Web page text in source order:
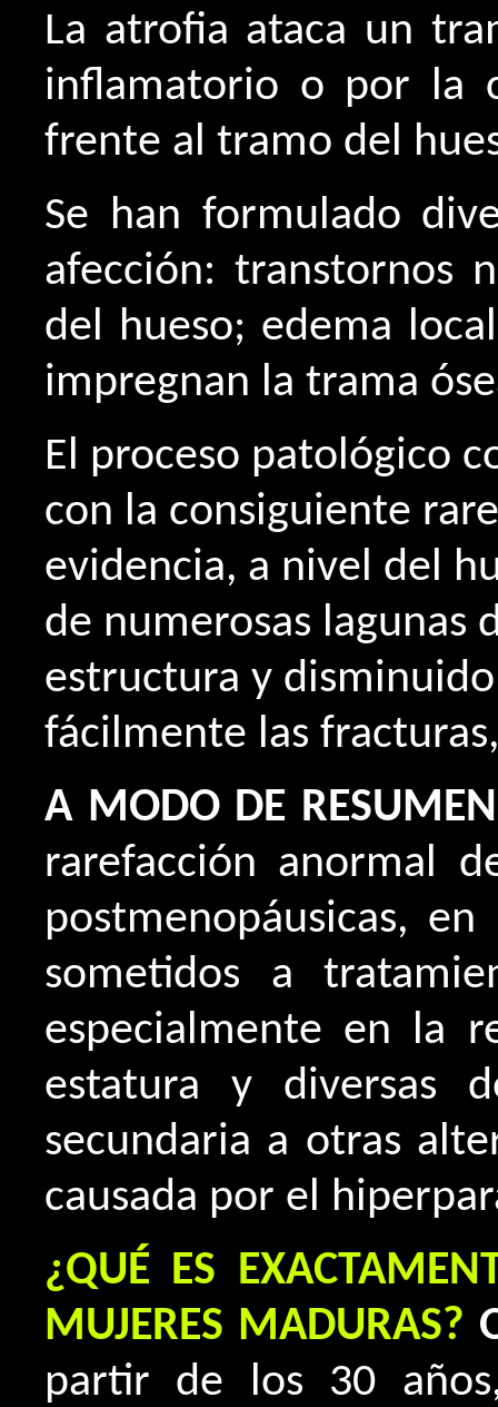
La atrofia ataca un
inflamatorio o por la
frente al tramo del
Se han formulado
afección: transtornos
del hueso; edema
impregnan la trama
El proceso patológico
con la consiguiente
evidencia, a nivel del
de numerosas lagunas
estructura y
fácilmente las
A MODO DE
rarefacción anormal
postmenopáusicas,
sometidos a
especialmente en la
estatura y diversas
secundaria a otras
causada por el
¿QUÉ ES
MUJERES MADURAS?
partir de los 30